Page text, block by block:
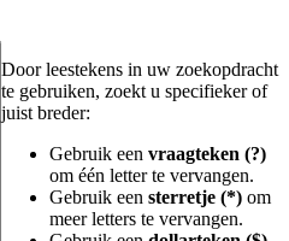
Door leestekens in uw zoekopdracht
te gebruiken, zoekt u specifieker of
juist breder:
Gebruik een vraagteken (?)
om één letter te vervangen.
Gebruik een sterretje (*) om
meer letters te vervangen.